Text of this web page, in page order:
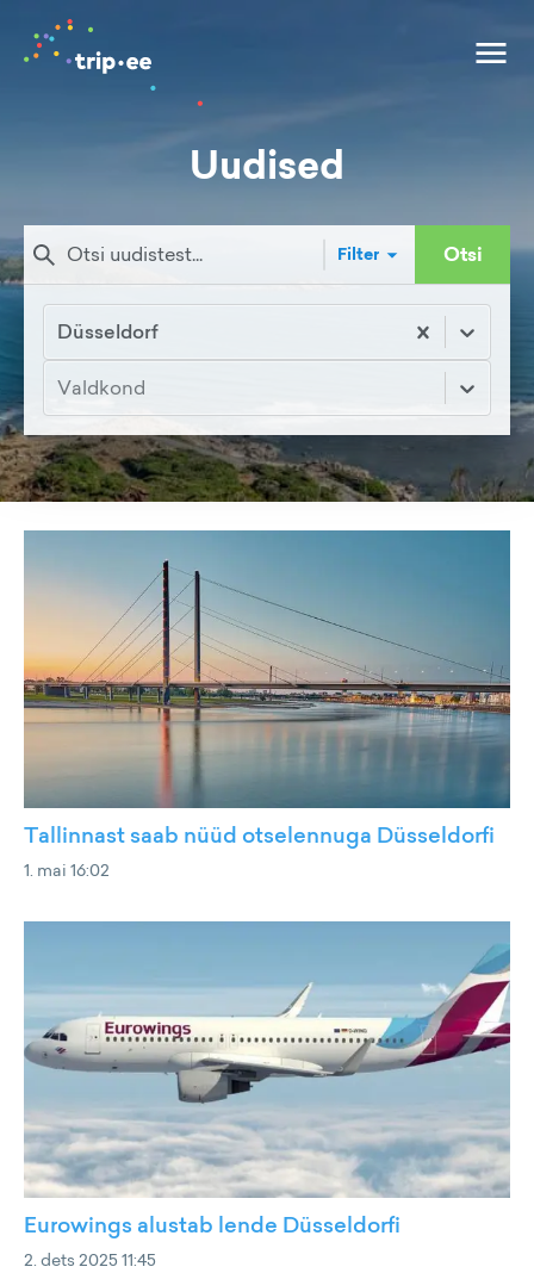
Uudised
Filter Otsi
Düsseldorf
Valdkond
Tallinnast saab nüüd otselennuga Düsseldorfi
1. mai 16:02
Eurowings alustab lende Düsseldorfi
2. dets 2025 11:45